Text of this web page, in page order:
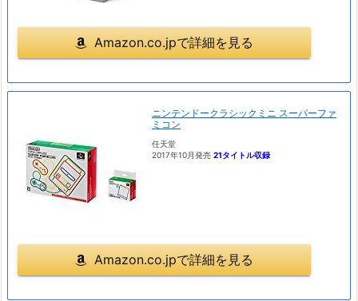
Amazon.co.jpで詳細を見る
ニンテンドークラシックミニ スーパーファ
ミコン
任天堂
2017年10月発売 21タイトル収録
Amazon.co.jpで詳細を見る